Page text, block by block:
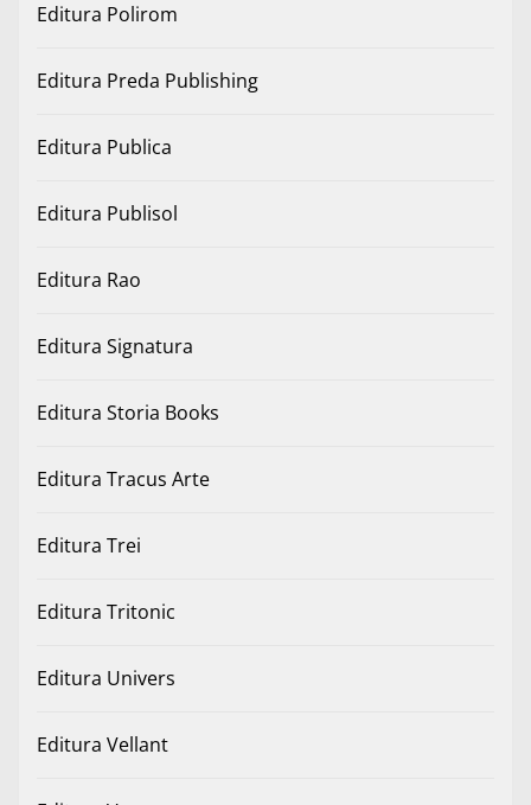
Editura Polirom
Editura Preda Publishing
Editura Publica
Editura Publisol
Editura Rao
Editura Signatura
Editura Storia Books
Editura Tracus Arte
Editura Trei
Editura Tritonic
Editura Univers
Editura Vellant